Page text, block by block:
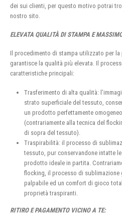
dei sui clienti, per questo motivo potrai
nostro sito.
ELEVATA QUALITÀ DI STAMPA E
Il procedimento di stampa utilizzato per
garantisce la qualità più elevata. Il
caratteristiche principali:
Trasferimento di alta qualità:
strato superficiale del tessuto,
un prodotto perfettamente
(contrariamente alla tecnica del
di sopra del tessuto).
Traspirabilità: il processo di
tessuto, pur conservandone intatte
prodotto ideale in partita.
flocking, il processo di sublimazione
palpabile ed un comfort di gioco
proprietà traspiranti.
RITIRO E PAGAMENTO VICINO A TE: